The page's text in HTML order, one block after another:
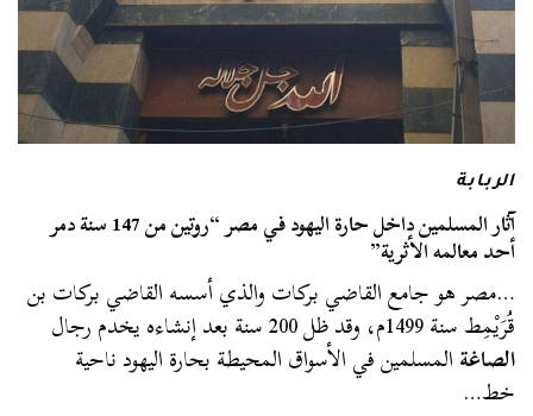
الربابة
آثار المسلمين داخل حارة اليهود في مصر “روتين من 147 سنة دمر
أحد معالمه الأثرية”
…مصر هو جامع القاضي بركات والذي أسسه القاضي بركات بن
قُرَيْمِط سنة 1499م، وقد ظل 200 سنة بعد إنشاءه يخدم رجال
الصاغةالمسلمين في الأسواق المحيطة بحارة اليهود ناحية
خط…